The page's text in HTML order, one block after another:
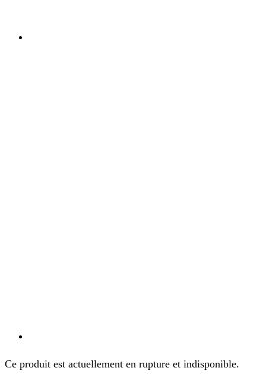
Ce produit est actuellement en rupture et indisponible.